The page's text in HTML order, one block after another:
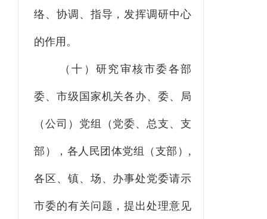
络、协调、指导，发挥调研中心
的作用。
（十）研究审核市委各部
委、市级国家机关各办、委、局
（公司）党组（党委、总支、支
部），各人民团体党组（支部） ,
各区、镇、场、办事处党委请示
市委的有关问题，提出处理意见